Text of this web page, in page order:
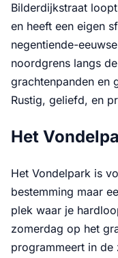
Bilderdijkstraat
en heeft een eigen
negentiende-
noordgrens langs
grachtenpanden en
Rustig, geliefd, en
Het
Het Vondelpark is
bestemming maar
plek waar je
zomerdag op het
programmeert in